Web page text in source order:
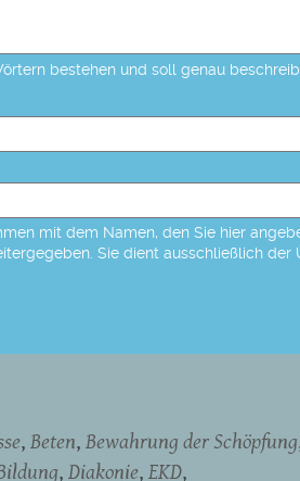
bestehen und soll genau
mit dem Namen, den Sie hier
Sie dient ausschließlich der
Beten Bewahrung der Schöpfung
Diakonie EKD